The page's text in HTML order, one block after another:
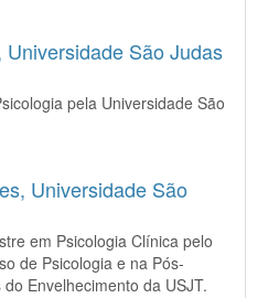
Universidade São Judas
pela Universidade São
Universidade São
em Psicologia Clínica pelo
de Psicologia e na Pós-
Envelhecimento da USJT.